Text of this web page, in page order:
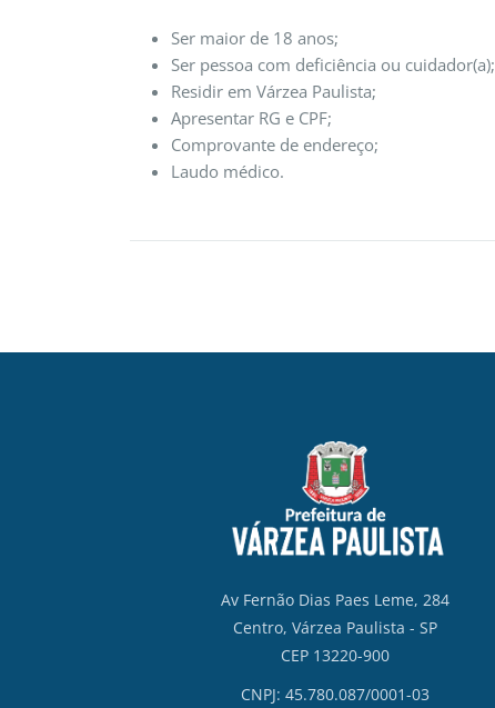
Ser maior de 18 anos;
Ser pessoa com deficiência ou cuidador(a);
Residir em Várzea Paulista;
Apresentar RG e CPF;
Comprovante de endereço;
Laudo médico.
Av Fernão Dias Paes Leme, 284
Centro, Várzea Paulista - SP
CEP 13220-900
CNPJ: 45.780.087/0001-03